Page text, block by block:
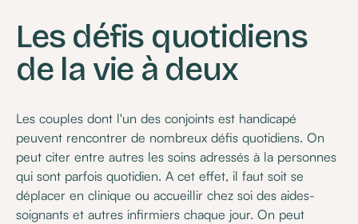
Les défis quotidiens
de la vie à deux
Les couples dont l'un des conjoints est handicapé
peuvent rencontrer de nombreux défis quotidiens. On
peut citer entre autres les soins adressés à la personnes
qui sont parfois quotidien. A cet effet, il faut soit se
déplacer en clinique ou accueillir chez soi des aides-
soignants et autres infirmiers chaque jour. On peut